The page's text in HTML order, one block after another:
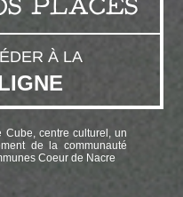
PLACES
À LA
Cube, centre culturel, un
de la communauté
Coeur de Nacre